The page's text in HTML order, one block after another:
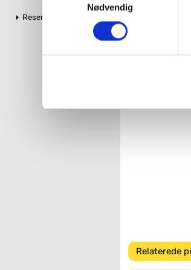
med henblik på
VVS-Shoppen.dk bruger både
Hvis du accepterer alle
imidlertid også mulighed for
ændre i dit samtykke, hvis du
Du kan se mere om, hvordan
Nødvendig
Reservedele
Relaterede